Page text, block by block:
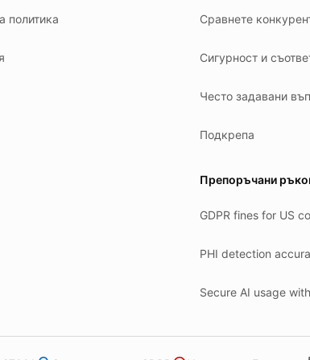
политика Сравнете
Сигурност и
Често задавани
Подкрепа
Препоръчани
GDPR fines for US
PHI detection
Secure AI usage